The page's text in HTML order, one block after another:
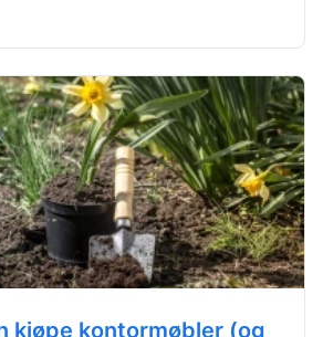
kjøpe kontormøbler (og